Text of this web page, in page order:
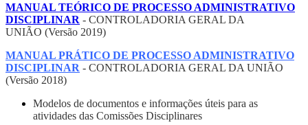
MANUAL TEÓRICO DE PROCESSO ADMINISTRATIVO
DISCIPLINAR - CONTROLADORIA GERAL DA
UNIÃO (Versão 2019)
MANUAL PRÁTICO DE PROCESSO ADMINISTRATIVO
DISCIPLINAR - CONTROLADORIA GERAL DA UNIÃO
(Versão 2018)
Modelos de documentos e informações úteis para as
atividades das Comissões Disciplinares